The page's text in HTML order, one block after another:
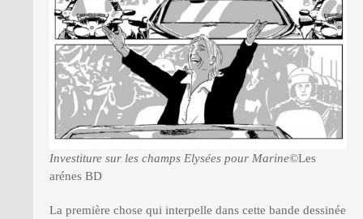
Investiture sur les champs Elysées pour Marine©Les
arénes BD
La première chose qui interpelle dans cette bande dessinée